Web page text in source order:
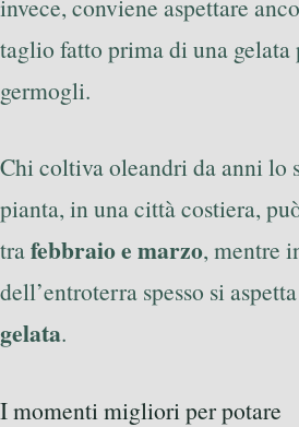
invece, conviene aspettare
taglio fatto prima di una gelata
germogli.
Chi coltiva oleandri da anni lo
pianta, in una città costiera,
trafebbraio e marzo, mentre
dell’entroterra spesso si aspetta
gelata.
I momenti migliori per potare